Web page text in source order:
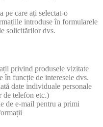
pe care ați selectat-o
introduse în formularele
solicitărilor dvs.
privind produsele vizitate
în funcție de interesele dvs.
date individuale personale
de telefon etc.)
de e-mail pentru a primi